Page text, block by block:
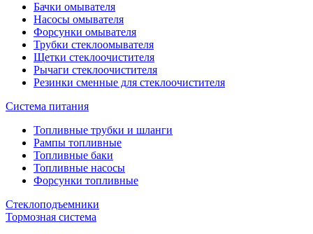
Бачки омывателя
Насосы омывателя
Форсунки омывателя
Трубки стеклоомывателя
Щетки стеклоочистителя
Рычаги стеклоочистителя
Резинки сменные для стеклоочистителя
Система питания
Топливные трубки и шланги
Рампы топливные
Топливные баки
Топливные насосы
Форсунки топливные
Стеклоподъемники
Тормозная система